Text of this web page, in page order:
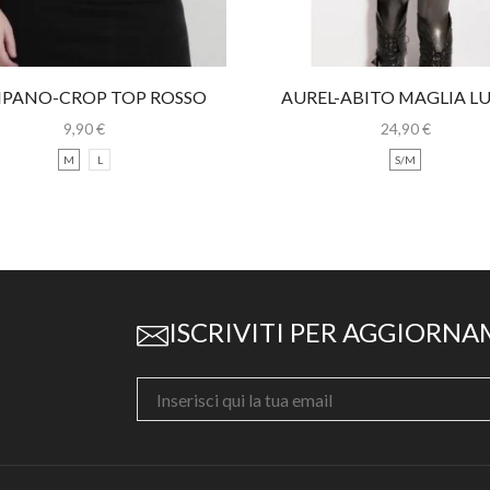
CROP TOP ROSSO
CON SPALLINE
9,90€
M L
AUREL-ABITO MAGLIA
CON PIZZO
24,90€
S/M
ISCRIVITI PER